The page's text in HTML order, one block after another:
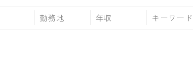
勤務地 年収